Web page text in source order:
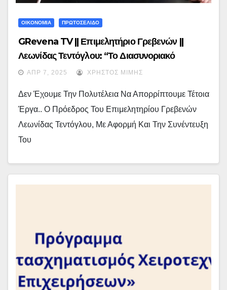
ΟΙΚΟΝΟΜΙΑ ΠΡΩΤΟΣΕΛΙΔΟ
GRevena TV || Επιμελητήριο Γρεβενών ||
Λεωνίδας Τεντόγλου: “Το Διασυνοριακό
Πρόγραμμα Των 700.000€, Αν Υλοποιηθεί, Θα
ΑΠΡ 7, 2025 ΧΡΉΣΤΟΣ ΜΊΜΗΣ
Δεν Έχουμε Την Πολυτέλεια Να Απορρίπτουμε Τέτοια
Έργα.. Ο Πρόεδρος Του Επιμελητηρίου Γρεβενών
Λεωνίδας Τεντόγλου, Με Αφορμή Και Την Συνέντευξη
Του